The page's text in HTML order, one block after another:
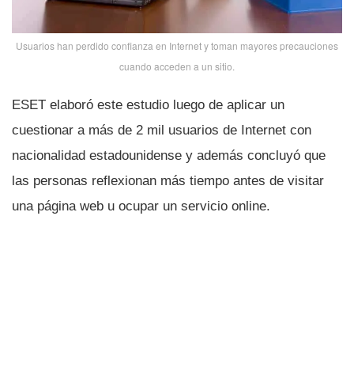
Usuarios han perdido confianza en Internet y toman mayores precauciones
cuando acceden a un sitio.
ESET elaboró este estudio luego de aplicar un
cuestionar a más de 2 mil usuarios de Internet con
nacionalidad estadounidense y además concluyó que
las personas reflexionan más tiempo antes de visitar
una página web u ocupar un servicio online.